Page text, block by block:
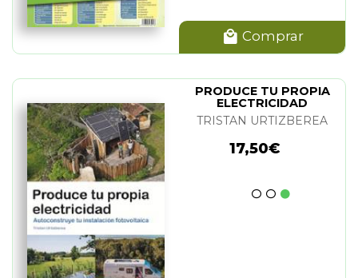
Comprar
PRODUCE TU PROPIA
ELECTRICIDAD
TRISTAN URTIZBEREA
17,50€